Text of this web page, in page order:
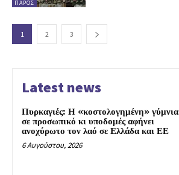
ΠΆΡΟΣ
1 2 3
Latest news
Πυρκαγιές: Η «κοστολογημένη» γύμνια
σε προσωπικό κι υποδομές αφήνει
ανοχύρωτο τον λαό σε Ελλάδα και ΕΕ
6 Αυγούστου, 2026